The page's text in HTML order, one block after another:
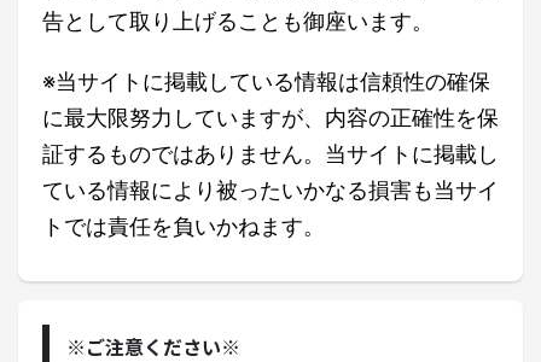
告として取り上げることも御座います。
※当サイトに掲載している情報は信頼性の確保
に最大限努力していますが、内容の正確性を保
証するものではありません。当サイトに掲載し
ている情報により被ったいかなる損害も当サイ
トでは責任を負いかねます。
※ご注意ください※